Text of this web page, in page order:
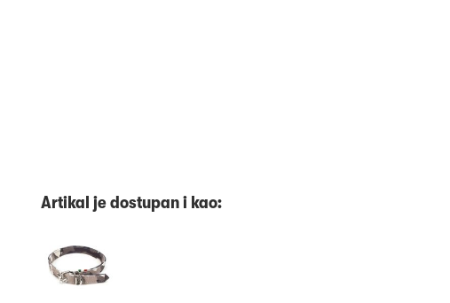
Artikal je dostupan i kao: